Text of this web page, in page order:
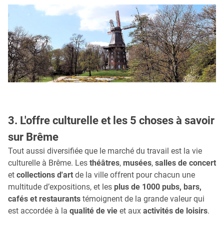
3. L'offre culturelle et les 5 choses à savoir
sur Brême
Tout aussi diversifiée que le marché du travail est la vie
culturelle à Brême. Les théâtres, musées, salles de concert
et collections d'art de la ville offrent pour chacun une
multitude d’expositions, et les plus de 1000 pubs, bars,
cafés et restaurants témoignent de la grande valeur qui
est accordée à la qualité de vie et aux activités de loisirs.